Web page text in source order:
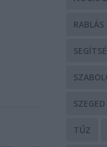
RABLÁS
SZEGED
TŰZ